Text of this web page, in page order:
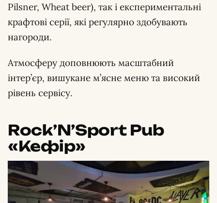
Pilsner, Wheat beer), так і експериментальні
крафтові серії, які регулярно здобувають
нагороди.
Атмосферу доповнюють масштабний
інтер’єр, вишукане м’ясне меню та високий
рівень сервісу.
Rock’N’Sport Pub
«Кефір»